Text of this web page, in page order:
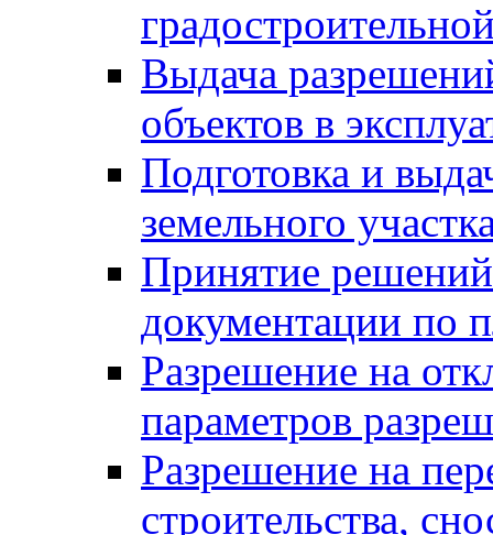
Выдача
объектов в
Подготовка и
земельного
Принятие
документации по
Разрешение на
параметров
Разрешение на
строительства,